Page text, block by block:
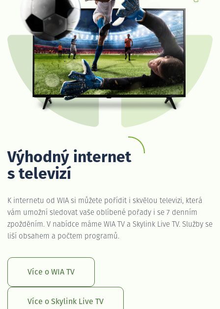
Výhodný internet
s televizí
K internetu od WIA si můžete pořídit i skvělou televizi, která
vám umožní sledovat vaše oblíbené pořady i se 7 denním
zpožděním. V nabídce máme WIA TV a Skylink Live TV. Služby se
liší obsahem a počtem programů.
Více o WIA TV
Více o Skylink Live TV